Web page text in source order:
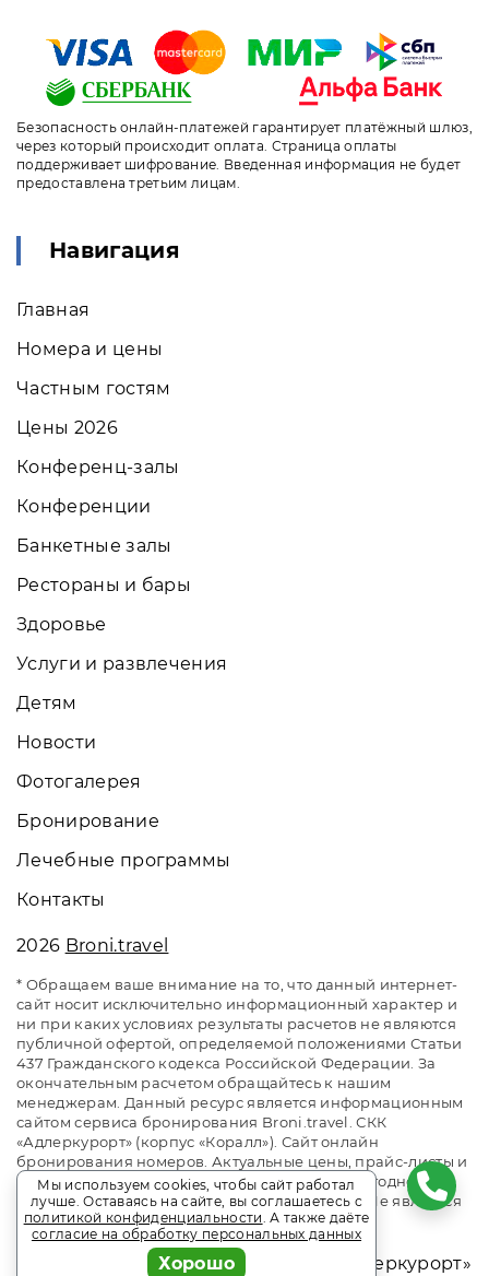
Безопасность онлайн-платежей гарантирует платёжный шлюз,
через который происходит оплата. Страница оплаты
поддерживает шифрование. Введенная информация не будет
предоставлена третьим лицам.
Навигация
Главная
Номера и цены
Частным гостям
Цены 2026
Конференц-залы
Конференции
Банкетные залы
Рестораны и бары
Здоровье
Услуги и развлечения
Детям
Новости
Фотогалерея
Бронирование
Лечебные программы
Контакты
2026 Broni.travel
* Обращаем ваше внимание на то, что данный интернет-
сайт носит исключительно информационный характер и
ни при каких условиях результаты расчетов не являются
публичной офертой, определяемой положениями Статьи
437 Гражданского кодекса Российской Федерации. За
окончательным расчетом обращайтесь к нашим
менеджерам. Данный ресурс является информационным
сайтом сервиса бронирования Broni.travel. СКК
«Адлеркурорт» (корпус «Коралл»). Сайт онлайн
бронирования номеров. Актуальные цены, прайс-листы и
наличие мест. Акции и спецпредложения. Выгодное
бронирование. Индивидуальный менеджер. Не является
официальным сайтом объекта размещения.
«Коралл» - корпус санатория АО «Адлеркурорт»
Мы используем cookies, чтобы сайт работал
лучше. Оставаясь на сайте, вы соглашаетесь с
политикой конфиденциальности. А также даёте
согласие на обработку персональных данных
Хорошо